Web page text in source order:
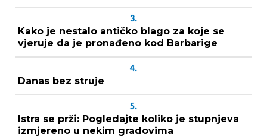
3.
Kako je nestalo antičko blago za koje se
vjeruje da je pronađeno kod Barbarige
4.
Danas bez struje
5.
Istra se prži: Pogledajte koliko je stupnjeva
izmjereno u nekim gradovima